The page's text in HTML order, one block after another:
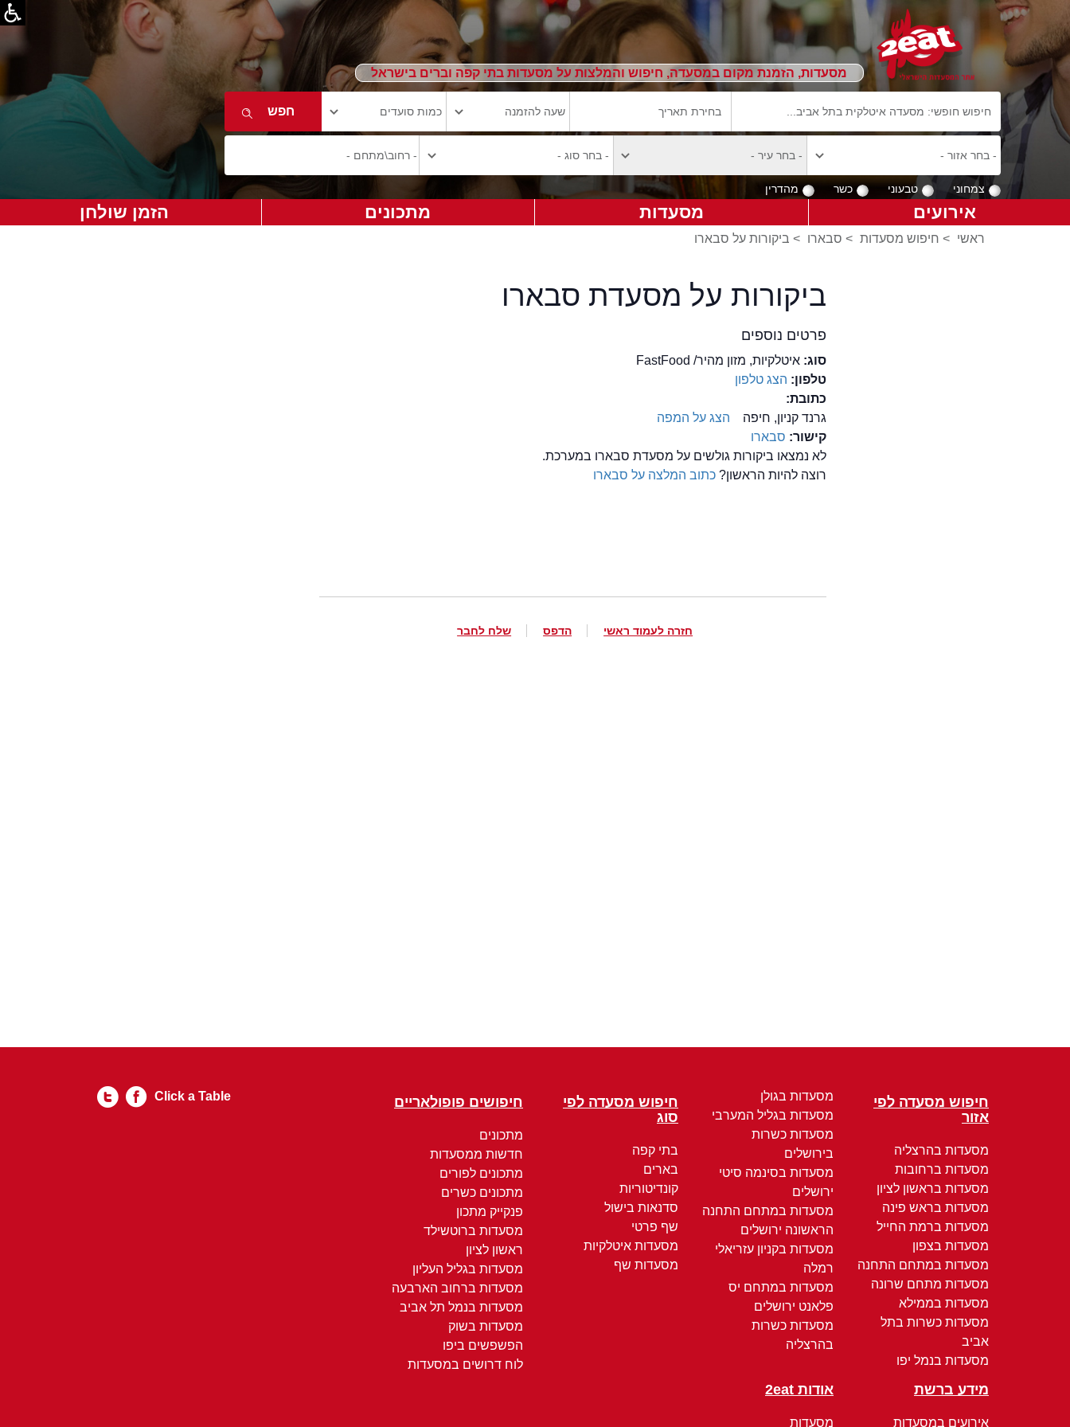
מסעדות, הזמנת מקום במסעדה, חיפוש והמלצות על מסעדות בתי קפה וברים בישראל
צמחוני טבעוני כשר מהדרין
אירועים מסעדות מתכונים הזמן שולחן
ראשי > חיפוש מסעדות > סבארו > ביקורות על סבארו
ביקורות על מסעדת סבארו
פרטים נוספים
סוג:איטלקיות, מזון מהיר/ FastFood
טלפון: הצג טלפון
כתובת:
גרנד קניון, חיפה
הצג על המפה
קישור: סבארו
לא נמצאו ביקורות גולשים על מסעדת סבארו במערכת.
רוצה להיות הראשון?כתוב המלצה על סבארו
חזרה לעמוד ראשי הדפס שלח לחבר
חיפוש מסעדה לפי
אזור
מסעדות בהרצליה
מסעדות ברחובות
מסעדות בראשון לציון
מסעדות בראש פינה
מסעדות ברמת החייל
מסעדות בצפון
מסעדות במתחם התחנה
מסעדות מתחם שרונה
מסעדות בממילא
מסעדות כשרות בתל
אביב
מסעדות בנמל יפו
מסעדות בגולן
מסעדות בגליל המערבי
מסעדות כשרות
בירושלים
מסעדות בסינמה סיטי
ירושלים
מסעדות במתחם התחנה
הראשונה ירושלים
מסעדות בקניון עזריאלי
רמלה
מסעדות במתחם יס
פלאנט ירושלים
מסעדות כשרות
בהרצליה
חיפוש מסעדה לפי
סוג
בתי קפה
בארים
קונדיטוריות
סדנאות בישול
שף פרטי
מסעדות איטלקיות
מסעדות שף
חיפושים פופולאריים
מתכונים
חדשות ממסעדות
מתכונים לפורים
מתכונים כשרים
פנקייק מתכון
מסעדות ברוטשילד
ראשון לציון
מסעדות בגליל העליון
מסעדות ברחוב הארבעה
מסעדות בנמל תל אביב
מסעדות בשוק
הפשפשים ביפו
לוח דרושים במסעדות
מידע ברשת
אירועים במסעדות
אודות 2eat
מסעדות
Click a Table